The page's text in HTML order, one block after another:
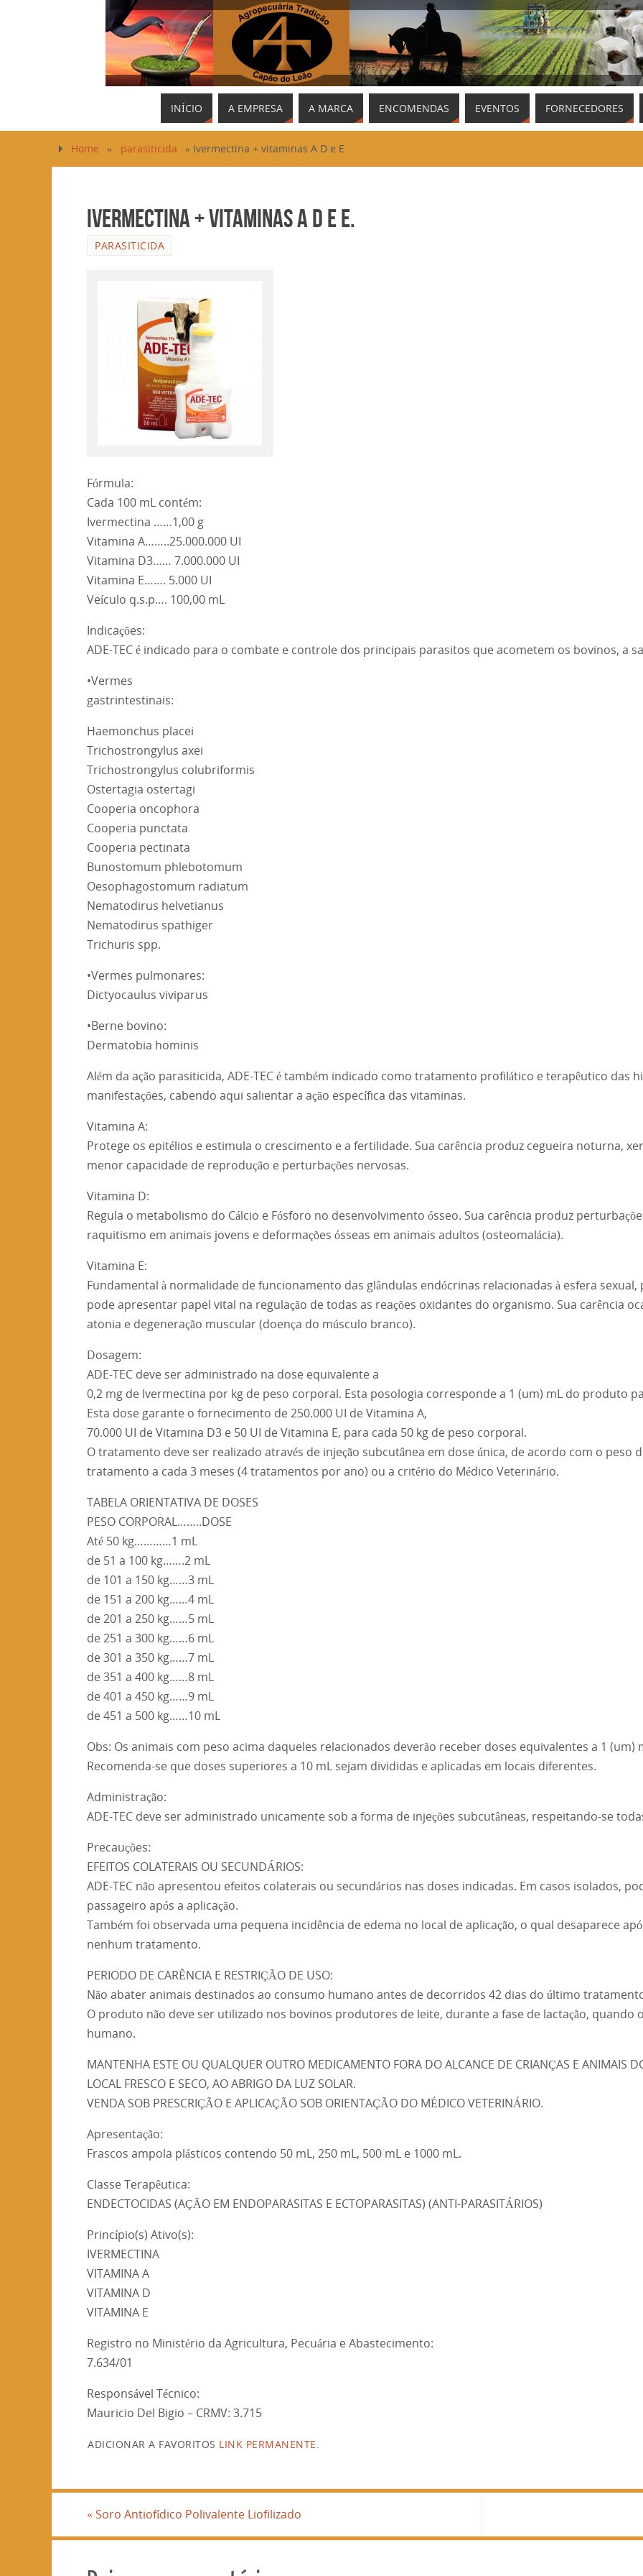
INÍCIO A EMPRESA A MARCA ENCOMENDAS EVENTOS FORNECEDORES
Home » parasiticida » Ivermectina + vitaminas A D e E.
Ivermectina + vitaminas A D e E.
PARASITICIDA
Fórmula:
Cada 100 mL contém:
Ivermectina ……1,00 g
Vitamina A……..25.000.000 UI
Vitamina D3…… 7.000.000 UI
Vitamina E……. 5.000 UI
Veículo q.s.p…. 100,00 mL
Indicações:
ADE-TEC é indicado para o combate e controle dos principais parasitos que acometem os bovinos, a
•Vermes
gastrintestinais:
Haemonchus placei
Trichostrongylus axei
Trichostrongylus colubriformis
Ostertagia ostertagi
Cooperia oncophora
Cooperia punctata
Cooperia pectinata
Bunostomum phlebotomum
Oesophagostomum radiatum
Nematodirus helvetianus
Nematodirus spathiger
Trichuris spp.
•Vermes pulmonares:
Dictyocaulus viviparus
•Berne bovino:
Dermatobia hominis
Além da ação parasiticida, ADE-TEC é também indicado como tratamento profilático e terapêutico das
manifestações, cabendo aqui salientar a ação específica das vitaminas.
Vitamina A:
Protege os epitélios e estimula o crescimento e a fertilidade. Sua carência produz cegueira noturna,
menor capacidade de reprodução e perturbações nervosas.
Vitamina D:
Regula o metabolismo do Cálcio e Fósforo no desenvolvimento ósseo. Sua carência produz
raquitismo em animais jovens e deformações ósseas em animais adultos (osteomalácia).
Vitamina E:
Fundamental à normalidade de funcionamento das glândulas endócrinas relacionadas à esfera
pode apresentar papel vital na regulação de todas as reações oxidantes do organismo. Sua carência
atonia e degeneração muscular (doença do músculo branco).
Dosagem:
ADE-TEC deve ser administrado na dose equivalente a
0,2 mg de Ivermectina por kg de peso corporal. Esta posologia corresponde a 1 (um) mL do produto
Esta dose garante o fornecimento de 250.000 UI de Vitamina A,
70.000 UI de Vitamina D3 e 50 UI de Vitamina E, para cada 50 kg de peso corporal.
O tratamento deve ser realizado através de injeção subcutânea em dose única, de acordo com o peso
tratamento a cada 3 meses (4 tratamentos por ano) ou a critério do Médico Veterinário.
TABELA ORIENTATIVA DE DOSES
PESO CORPORAL……..DOSE
Até 50 kg…………1 mL
de 51 a 100 kg…….2 mL
de 101 a 150 kg……3 mL
de 151 a 200 kg……4 mL
de 201 a 250 kg……5 mL
de 251 a 300 kg……6 mL
de 301 a 350 kg……7 mL
de 351 a 400 kg……8 mL
de 401 a 450 kg……9 mL
de 451 a 500 kg……10 mL
Obs: Os animais com peso acima daqueles relacionados deverão receber doses equivalentes a 1 (um)
Recomenda-se que doses superiores a 10 mL sejam divididas e aplicadas em locais diferentes.
Administração:
ADE-TEC deve ser administrado unicamente sob a forma de injeções subcutâneas, respeitando-se
Precauções:
EFEITOS COLATERAIS OU SECUNDÁRIOS:
ADE-TEC não apresentou efeitos colaterais ou secundários nas doses indicadas. Em casos isolados,
passageiro após a aplicação.
Também foi observada uma pequena incidência de edema no local de aplicação, o qual desaparece
nenhum tratamento.
PERIODO DE CARÊNCIA E RESTRIÇÃO DE USO:
Não abater animais destinados ao consumo humano antes de decorridos 42 dias do último
O produto não deve ser utilizado nos bovinos produtores de leite, durante a fase de lactação,
humano.
MANTENHA ESTE OU QUALQUER OUTRO MEDICAMENTO FORA DO ALCANCE DE CRIANÇAS E ANIMAIS
LOCAL FRESCO E SECO, AO ABRIGO DA LUZ SOLAR.
VENDA SOB PRESCRIÇÃO E APLICAÇÃO SOB ORIENTAÇÃO DO MÉDICO VETERINÁRIO.
Apresentação:
Frascos ampola plásticos contendo 50 mL, 250 mL, 500 mL e 1000 mL.
Classe Terapêutica:
ENDECTOCIDAS (AÇÃO EM ENDOPARASITAS E ECTOPARASITAS) (ANTI-PARASITÁRIOS)
Princípio(s) Ativo(s):
IVERMECTINA
VITAMINA A
VITAMINA D
VITAMINA E
Registro no Ministério da Agricultura, Pecuária e Abastecimento:
7.634/01
Responsável Técnico:
Mauricio Del Bigio – CRMV: 3.715
ADICIONAR A FAVORITOS LINK PERMANENTE
« Soro Antiofídico Polivalente Liofilizado